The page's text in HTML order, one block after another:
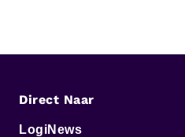
Direct Naar
LogiNews